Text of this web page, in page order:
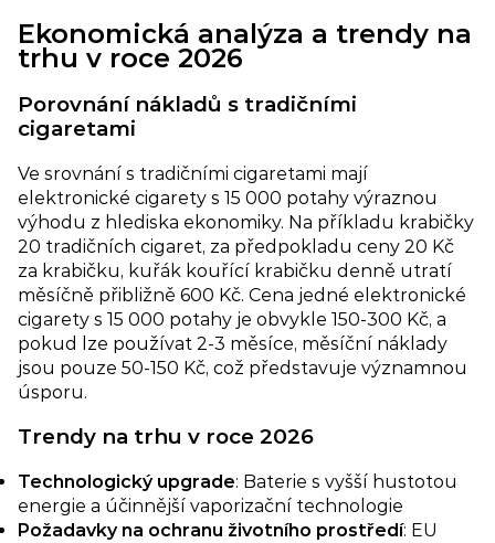
Ekonomická analýza a trendy na
trhu v roce 2026
Porovnání nákladů s tradičními
cigaretami
Ve srovnání s tradičními cigaretami mají
elektronické cigarety s 15 000 potahy výraznou
výhodu z hlediska ekonomiky. Na příkladu krabičky
20 tradičních cigaret, za předpokladu ceny 20 Kč
za krabičku, kuřák kouřící krabičku denně utratí
měsíčně přibližně 600 Kč. Cena jedné elektronické
cigarety s 15 000 potahy je obvykle 150-300 Kč, a
pokud lze používat 2-3 měsíce, měsíční náklady
jsou pouze 50-150 Kč, což představuje významnou
úsporu.
Trendy na trhu v roce 2026
Technologický upgrade: Baterie s vyšší hustotou
energie a účinnější vaporizační technologie
Požadavky na ochranu životního prostředí​: EU